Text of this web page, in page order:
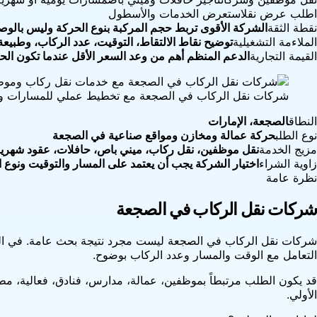
اطلب عرض نقلاستعرض الخدمات والأسطول
نقطة الثقةالشركة الأقوى تربط حجم المركبة بنوع الحركة وليس
الملاءمة التشغيليةتوضيح نقاط الالتقاط، التوقيت، عدد الركاب،
القيمة التجاريةالدعم المنظم أهم من وعد السعر الأقل عندما تكون
شركات نقل الركاب في الصجعة مع تخطيط عملي للمسارات
النطاقالصجعة، الإمارات
نوع الطلبحركة عمالة ومخازن ومواقع صناعية في الصجعة
مزيج الخدمةنقل موظفين، نقل ركاب، ميني باص، حافلات، عقود
زاوية الشراءاختيار الشركة يجب أن يعتمد على المسار والتوقيت
نظرة عامة
شركات نقل الركاب في الصجعة
شركات نقل الركاب في الصجعة ليست مجرد نتيجة بحث عامة. في
التعامل مع الوقت والمسار وعدد الركاب بوضوح.
قد يكون الطلب مرتبطاً بموظفين، عمالة، مدارس، فنادق،
الأولي.